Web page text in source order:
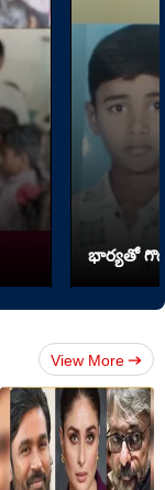
భార్యతో
View More